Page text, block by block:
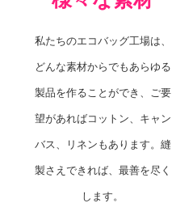
私たちのエコバッグ工場は、
どんな素材からでもあらゆる
製品を作ることができ、ご要
望があればコットン、キャン
バス、リネンもあります。縫
製さえできれば、最善を尽く
します。